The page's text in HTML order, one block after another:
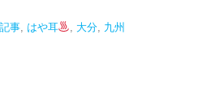
事, はや耳 , 大分, 九州